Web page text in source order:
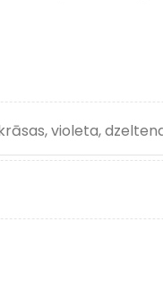
violeta,